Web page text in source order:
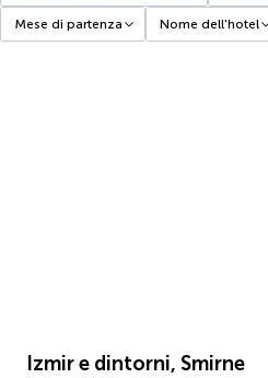
Mese di partenza Nome dell'hotel
Izmir e dintorni, Smirne